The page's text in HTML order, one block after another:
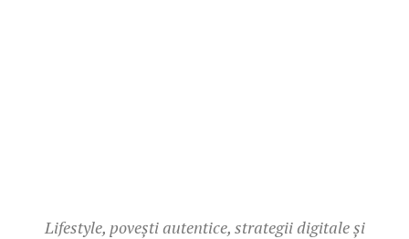
Lifestyle, povești autentice, strategii digitale și